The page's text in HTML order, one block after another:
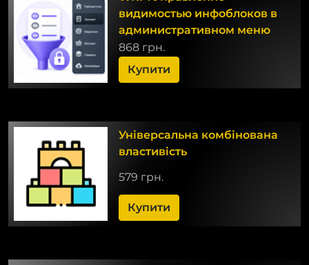
видимостью инфоблоков в
административном меню
868 грн.
Купити
Універсальна комбінована
властивість
579 грн.
Купити